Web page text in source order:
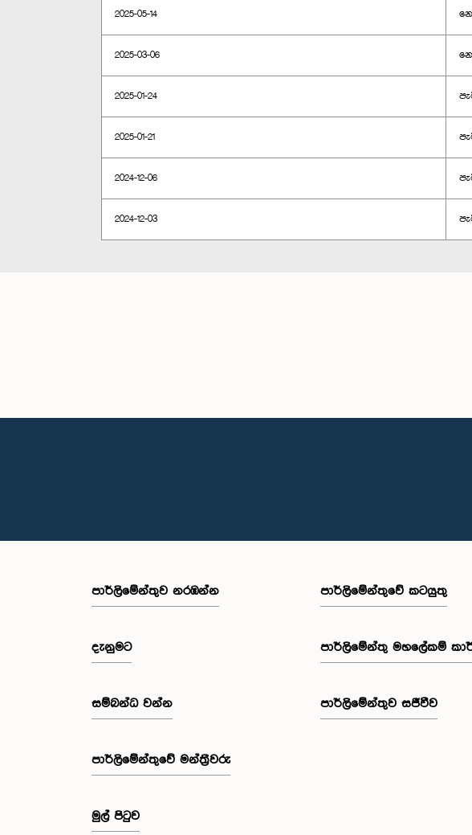
2025-05-14
2025-03-06
2025-01-24
2025-01-21
2024-12-06
2024-12-03
පාර්ලි‌මේන්තුව නරඹන්න
දැනුමට
සම්බන්ධ වන්න
පාර්ලි‌මේන්තුවේ මන්ත්‍රීවරු
මුල් පිටුව
පාර්ලිමේන්තුවේ කටයුතු
පාර්ලිමේන්තු මහලේකම්
පාර්ලිමේන්තුව සජීවීව